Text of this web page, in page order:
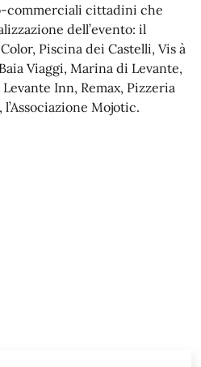
cittadini che
dell’evento: il
Piscina dei Castelli, Vis à
Viaggi, Marina di Levante,
Inn, Remax, Pizzeria
Mojotic.